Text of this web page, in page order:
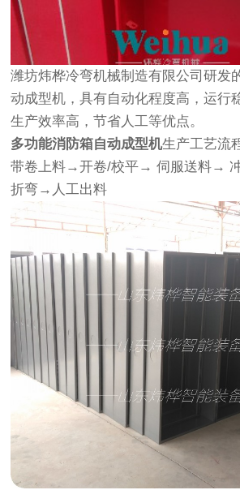
潍坊炜桦冷弯机械制造有限公司研发
动成型机，具有自动化程度高，运行
生产效率高，节省人工等优点。
多功能消防箱自动成型机生产工艺流
带卷上料→开卷/校平→ 伺服送料→
折弯→人工出料